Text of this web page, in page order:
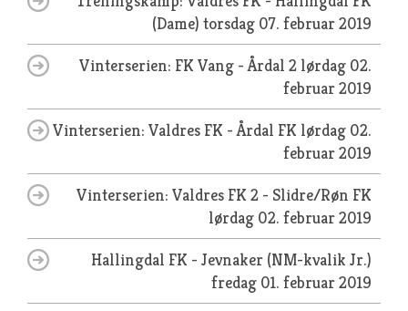
(Dame) torsdag 07. februar 2019
Vinterserien: FK Vang - Årdal 2 lørdag 02.
februar 2019
Vinterserien: Valdres FK - Årdal FK lørdag 02.
februar 2019
Vinterserien: Valdres FK 2 - Slidre/Røn FK
lørdag 02. februar 2019
Hallingdal FK - Jevnaker (NM-kvalik Jr.)
fredag 01. februar 2019